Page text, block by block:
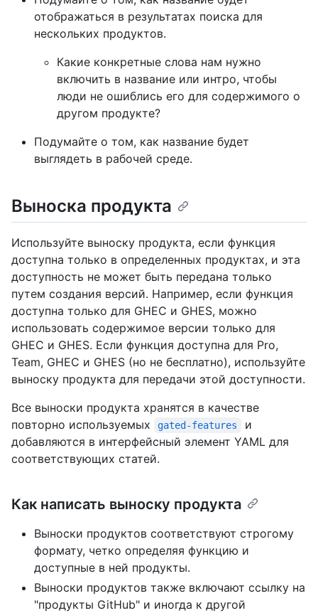
отображаться в результатах поиска для
нескольких продуктов.
Какие конкретные слова нам нужно
включить в название или интро, чтобы
люди не ошиблись его для содержимого о
другом продукте?
Подумайте о том, как название будет
выглядеть в рабочей среде.
Выноска продукта
Используйте выноску продукта, если функция
доступна только в определенных продуктах, и эта
доступность не может быть передана только
путем создания версий. Например, если функция
доступна только для GHEC и GHES, можно
использовать содержимое версии только для
GHEC и GHES. Если функция доступна для Pro,
Team, GHEC и GHES (но не бесплатно), используйте
выноску продукта для передачи этой доступности.
Все выноски продукта хранятся в качестве
повторно используемых
gated-features
и
добавляются в интерфейсный элемент YAML для
соответствующих статей.
Как написать выноску продукта
Выноски продуктов соответствуют строгому
формату, четко определяя функцию и
доступные в ней продукты.
Выноски продуктов также включают ссылку на
"продукты GitHub" и иногда к другой